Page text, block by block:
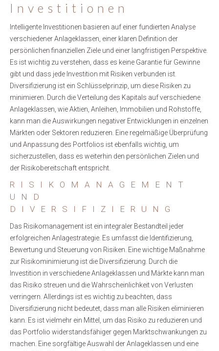
Investitionen
Intelligente Investitionen basieren auf einer fundierten Analyse
verschiedener Anlageklassen, einer klaren Definition der
persönlichen finanziellen Ziele und einer langfristigen Perspektive.
Es ist wichtig zu verstehen, dass es keine Garantie für Gewinne
gibt und dass jede Investition mit Risiken verbunden ist.
Diversifizierung ist ein Schlüsselprinzip, um diese Risiken zu
minimieren. Durch die Verteilung des Kapitals auf verschiedene
Anlageklassen, wie Aktien, Anleihen, Immobilien und Rohstoffe,
kann man die Auswirkungen negativer Entwicklungen in einzelnen
Märkten oder Sektoren reduzieren. Eine regelmäßige Überprüfung
und Anpassung des Portfolios ist ebenfalls wichtig, um
sicherzustellen, dass es weiterhin den persönlichen Zielen und
der Risikobereitschaft entspricht.
RISIKOMANAGEMENT
UND
DIVERSIFIZIERUNG
Das Risikomanagement ist ein integraler Bestandteil jeder
erfolgreichen Anlagestrategie. Es umfasst die Identifizierung,
Bewertung und Steuerung von Risiken. Eine wichtige Maßnahme
zur Risikominimierung ist die Diversifizierung. Durch die
Investition in verschiedene Anlageklassen und Märkte kann man
das Risiko streuen und die Wahrscheinlichkeit von Verlusten
verringern. Allerdings ist es wichtig zu beachten, dass
Diversifizierung nicht bedeutet, dass man alle Risiken eliminieren
kann. Es ist vielmehr ein Mittel, um das Risiko zu reduzieren und
das Portfolio widerstandsfähiger gegen Marktschwankungen zu
machen. Eine sorgfältige Auswahl der Anlageklassen und eine